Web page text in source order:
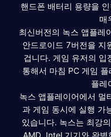
핸드폰 배터리 용량을
매
최신버전의 녹스 앱플레
안드로이드 7버전을 지
겁니다. 게임 유저의 입
통해서 마침 PC 게임
플레
녹스 앱플레이어에서 멀
과 게임 동시에 실행 가
있습니다. 녹스는 최강
AMD, Intel 기기와 완벽